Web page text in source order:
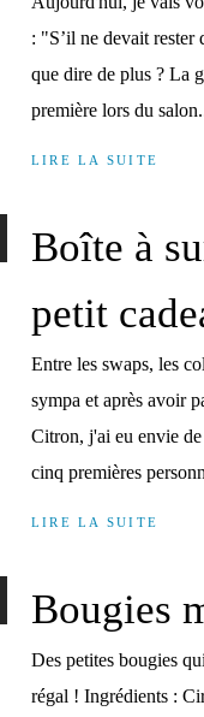
: "S’il ne devait rester
que dire de plus ? La
première lors du
LIRE LA SUITE
Boîte à
petit
Entre les swaps, les
sympa et après avoir
Citron, j'ai eu envie
cinq premières
LIRE LA SUITE
Bougies
Des petites bougies
régal ! Ingrédients :